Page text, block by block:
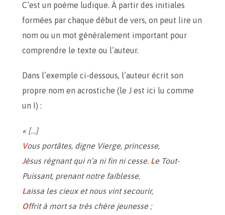
C’est un poème ludique. À partir des initiales
formées par chaque début de vers, on peut lire un
nom ou un mot généralement important pour
comprendre le texte ou l’auteur.
Dans l’exemple ci-dessous, l’auteur écrit son
propre nom en acrostiche (le J est ici lu comme
un I) :
« […]
Vous portâtes, digne Vierge, princesse,
Jésus régnant qui n’a ni fin ni cesse. Le Tout-
Puissant, prenant notre faiblesse,
Laissa les cieux et nous vint secourir,
Offrit à mort sa très chère jeunesse ;